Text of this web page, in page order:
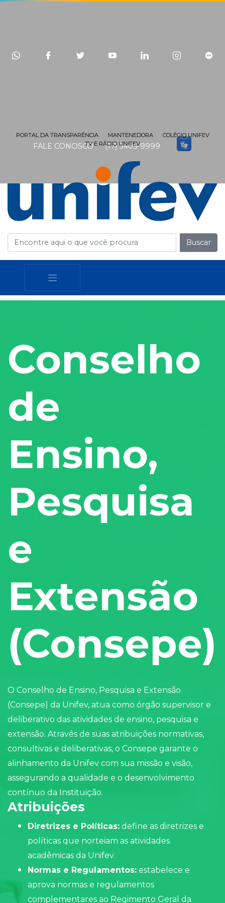
FALE CONOSCO (17) 3405-9999
PORTAL DA TRANSPARÊNCIA MANTENEDORA
COLÉGIO UNIFEV
TV E RÁDIO UNIFEV
Buscar
Conselho
de
Ensino,
Pesquisa
e
Extensão
(Consepe)
O Conselho de Ensino, Pesquisa e Extensão
(Consepe) da Unifev, atua como órgão supervisor e
deliberativo das atividades de ensino, pesquisa e
extensão. Através de suas atribuições normativas,
consultivas e deliberativas, o Consepe garante o
alinhamento da Unifev com sua missão e visão,
assegurando a qualidade e o desenvolvimento
contínuo da Instituição.
Atribuições
Diretrizes e Políticas: define as diretrizes e
políticas que norteiam as atividades
acadêmicas da Unifev.
Normas e Regulamentos: estabelece e
aprova normas e regulamentos
complementares ao Regimento Geral da